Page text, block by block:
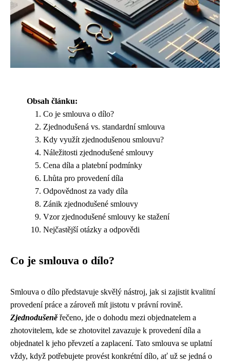
Obsah článku:
Co je smlouva o dílo?
Zjednodušená vs. standardní smlouva
Kdy využít zjednodušenou smlouvu?
Náležitosti zjednodušené smlouvy
Cena díla a platební podmínky
Lhůta pro provedení díla
Odpovědnost za vady díla
Zánik zjednodušené smlouvy
Vzor zjednodušené smlouvy ke stažení
Nejčastější otázky a odpovědi
Co je smlouva o dílo?
Smlouva o dílo představuje skvělý nástroj, jak si zajistit kvalitní
provedení práce a zároveň mít jistotu v právní rovině.
Zjednodušeněřečeno, jde o dohodu mezi objednatelem a
zhotovitelem, kde se zhotovitel zavazuje k provedení díla a
objednatel k jeho převzetí a zaplacení. Tato smlouva se uplatní
vždy, když potřebujete provést konkrétní dílo, ať už se jedná o